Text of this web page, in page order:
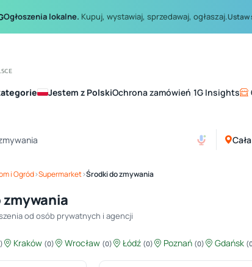
Ogłoszenia lokalne. Kupuj, wystawiaj, sprzedawaj, ogłaszaj.Ustaw
Jestem z PolskiOchrona zamówień 1G Insights
i Ogród›Supermarket›Środki do zmywania
zmywania
od osób prywatnych i agencji
Kraków (0) Wrocław (0) Łódź (0) Poznań (0) Gdańsk